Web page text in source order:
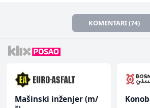
KOMENTARI (74)
Mašinski inženjer (m/